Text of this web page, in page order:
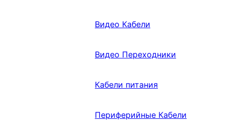
Видео Кабели
Видео Переходники
Кабели питания
Периферийные Кабели